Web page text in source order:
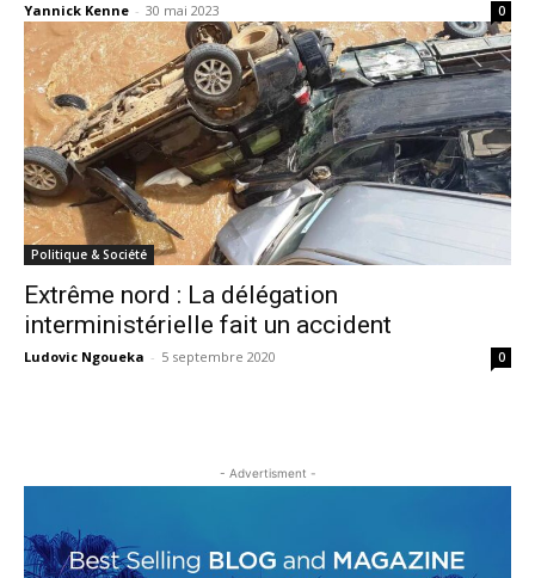
Yannick Kenne - 30 mai 2023 0
Politique & Société
Extrême nord : La délégation
interministérielle fait un accident
Ludovic Ngoueka - 5 septembre 2020 0
- Advertisment -